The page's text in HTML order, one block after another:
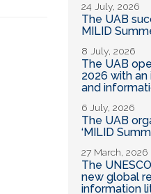
24 July, 2026
The UAB
MILID
8 July, 2026
The UAB
2026 with
and
6 July, 2026
The UAB
‘MILID
27 March, 2026
The
new global
information